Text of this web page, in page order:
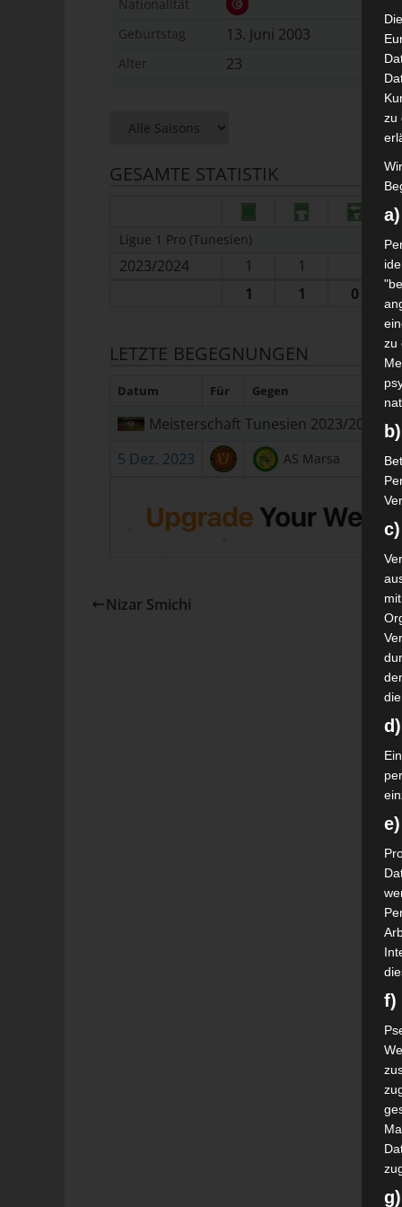
Nationalität
Geburtstag
13. Juni 2003
Alter 23
GESAMTE STATISTIK
Ligue 1 Pro (Tunesien)
2023/2024 1 1
1
1 0
LETZTE BEGEGNUNGEN
Datum Für Gegen H/A
Meisterschaft Tunesien 2023/2024
5 Dez. 2023
AS Marsa
Nizar Smichi
zu
zu
f)